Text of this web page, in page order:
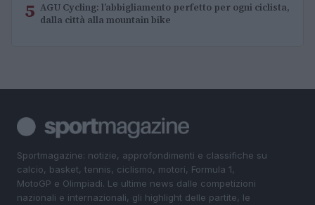
5 AGU Cycling: l’abbigliamento perfetto per ogni ciclista,
dalla città alla mountain bike
Sportmagazine: notizie, approfondimenti e classifiche su
calcio, basket, tennis, ciclismo, motori, Formula 1,
MotoGP e Olimpiadi. Le ultime news dalle competizioni
nazionali e internazionali, gli highlight delle partite, le